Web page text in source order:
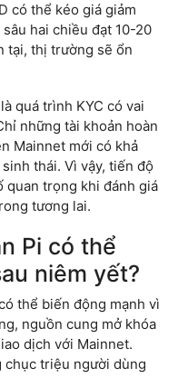
có thể kéo giá giảm
hai chiều đạt 10-20
tại, thị trường sẽ ổn
quá trình KYC có vai
những tài khoản hoàn
Mainnet mới có khả
thái. Vì vậy, tiến độ
quan trọng khi đánh giá
tương lai.
Pi có thể
niêm yết?
thể biến động mạnh vì
nguồn cung mở khóa
dịch với Mainnet.
chục triệu người dùng